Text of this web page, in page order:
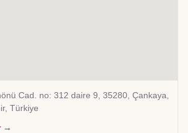
Cad. no: 312 daire 9, 35280, Çankaya,
Türkiye
→